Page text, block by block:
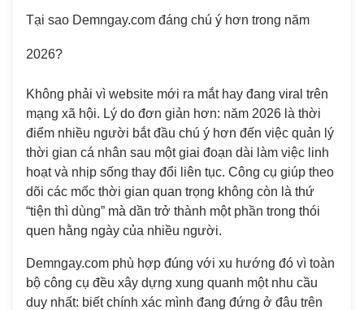
Tại sao Demngay.com đáng chú ý hơn trong năm
2026?
Không phải vì website mới ra mắt hay đang viral trên
mạng xã hội. Lý do đơn giản hơn: năm 2026 là thời
điểm nhiều người bắt đầu chú ý hơn đến việc quản lý
thời gian cá nhân sau một giai đoạn dài làm việc linh
hoạt và nhịp sống thay đổi liên tục. Công cụ giúp theo
dõi các mốc thời gian quan trọng không còn là thứ
“tiện thì dùng” mà dần trở thành một phần trong thói
quen hằng ngày của nhiều người.
Demngay.com phù hợp đúng với xu hướng đó vì toàn
bộ công cụ đều xây dựng xung quanh một nhu cầu
duy nhất: biết chính xác mình đang đứng ở đâu trên